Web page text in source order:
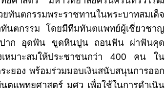
ตกรรมพระราชทานในพระบาทสมเด็จ
ทันตกรรม โดยมีทีมทันตแพทย์ผู้เชี่ยวชาญ
งปาก อุดฟัน ขูดหินปูน ถอนฟัน ผ่าฟันคุด
หมาะสมให้ประชาชนกว่า 400 คน ใน
ยอง พร้อมร่วมมอบเงินสนับสนุนการออก
แพทยศาสตร์ มศว เพื่อใช้ในการดำเนิน